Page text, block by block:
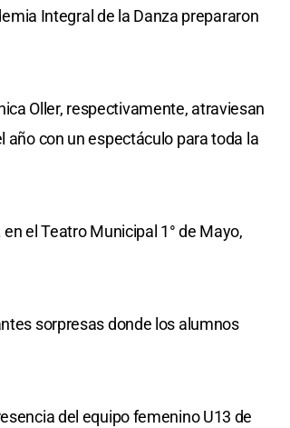
Integral de la Danza prepararon
Oller, respectivamente, atraviesan
año con un espectáculo para toda la
el Teatro Municipal 1° de Mayo,
sorpresas donde los alumnos
del equipo femenino U13 de